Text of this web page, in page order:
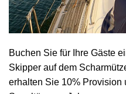
Buchen Sie für Ihre Gäste
Skipper auf dem
erhalten Sie 10% Provision